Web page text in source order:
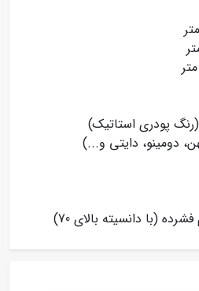
(رنگ پودری استاتیک)
دومینو، دایتی و...)
(با دانسیته بالای 70)